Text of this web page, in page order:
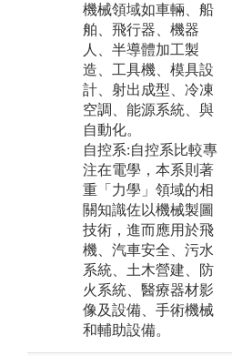
機械領域如車輛、船
舶、飛行器、機器
人、半導體加工製
造、工具機、模具設
計、射出成型、冷凍
空調、能源系統、與
自動化。
自控系:自控系比較專
注在電學，本系則著
重「力學」領域的相
關知識佐以機械製圖
技術，進而應用於飛
機、汽車安全、污水
系統、土木營建、防
火系統、醫療器材影
像及設備、手術機械
和輔助設備。